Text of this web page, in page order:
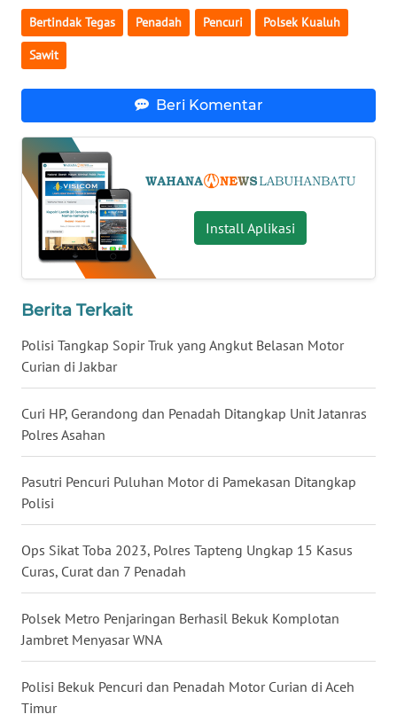
Bertindak Tegas Penadah Pencuri Polsek Kualuh
Sawit
Beri Komentar
Install Aplikasi
Berita Terkait
Polisi Tangkap Sopir Truk yang Angkut Belasan Motor
Curian di Jakbar
Curi HP, Gerandong dan Penadah Ditangkap Unit Jatanras
Polres Asahan
Pasutri Pencuri Puluhan Motor di Pamekasan Ditangkap
Polisi
Ops Sikat Toba 2023, Polres Tapteng Ungkap 15 Kasus
Curas, Curat dan 7 Penadah
Polsek Metro Penjaringan Berhasil Bekuk Komplotan
Jambret Menyasar WNA
Polisi Bekuk Pencuri dan Penadah Motor Curian di Aceh
Timur
WN
KALTENG
WN
WN
KALSEL
WN
KALTIM
WN
SULSEL
WN
GORONTALO
WN
SULUT
WN
MALUKU
WN
MALUT
WN
DAIRI
DANAU
TOBA